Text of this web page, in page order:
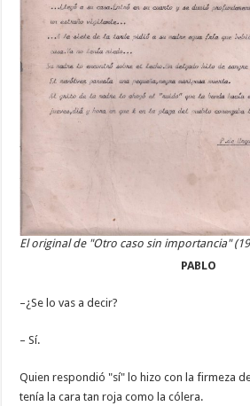
El original de "Otro caso sin importancia"
PABLO
–¿Se lo vas a decir?
– Sí.
Quien respondió "sí" lo hizo con la firmeza
tenía la cara tan roja como la cólera.